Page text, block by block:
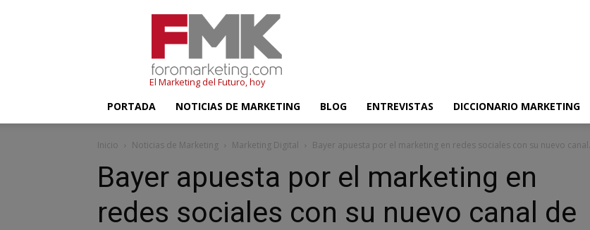
El Marketing del Futuro, hoy
PORTADA NOTICIAS DE MARKETING BLOG ENTREVISTAS DICCIONARIO MARKETING
Inicio Noticias de Marketing Marketing Digital Bayer apuesta por el marketing en redes sociales con su nuevo canal...
Bayer apuesta por el marketing en
redes sociales con su nuevo canal de